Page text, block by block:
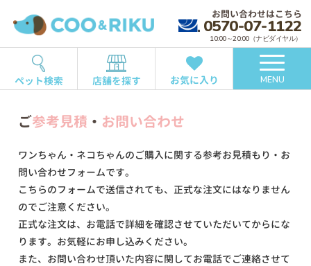
お問い合わせはこちら
0570-07-1122
10:00～20:00（ナビダイヤル）
ペット検索 店舗を探す お気に入り MENU
ご参考見積 ・ お問い合わせ
ワンちゃん・ネコちゃんのご購入に関する参考お見積もり・お
問い合わせフォームです。
こちらのフォームで送信されても、正式な注文にはなりません
のでご注意ください。
正式な注文は、お電話で詳細を確認させていただいてからにな
ります。お気軽にお申し込みください。
また、お問い合わせ頂いた内容に関してお電話でご連絡させて